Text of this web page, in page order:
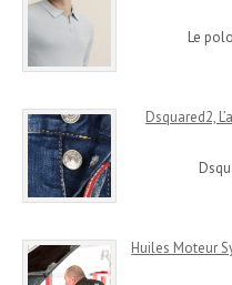
Le
Dsquared2,
Huiles Moteur